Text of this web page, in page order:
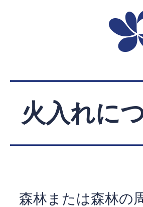
火入れに
森林または森林の